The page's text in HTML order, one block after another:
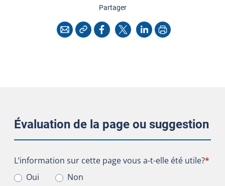
Partagercette page
CourrielCopier l'adresse
Facebook
X LinkedInImprimer
Évaluation de la page ou suggestion
L’information sur cette page vous a-t-elle été utile?
L’information sur cette page vous a-t-elle été utile?*
Oui
Non